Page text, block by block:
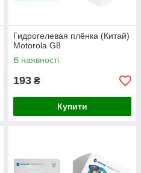
Гидрогелевая плёнка (Китай)
Motorola G8
В наявності
193 ₴
Купити